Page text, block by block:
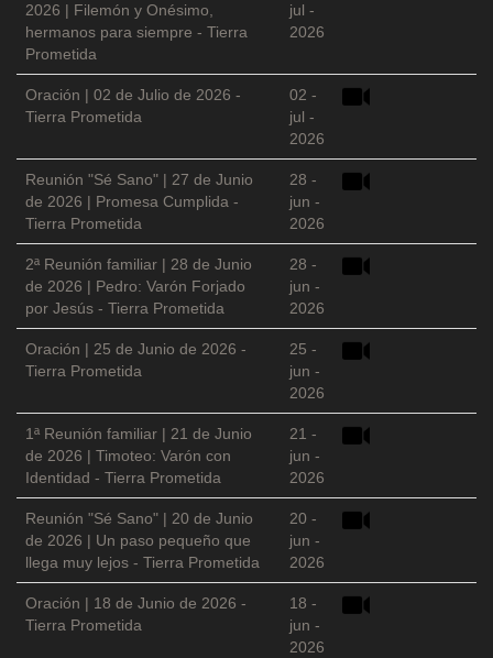
2026 | Filemón y Onésimo,
hermanos para siempre - Tierra
Prometida
jul -
2026
Oración | 02 de Julio de 2026 -
Tierra Prometida
02 -
jul -
2026
Reunión "Sé Sano" | 27 de Junio
de 2026 | Promesa Cumplida -
Tierra Prometida
28 -
jun -
2026
2ª Reunión familiar | 28 de Junio
de 2026 | Pedro: Varón Forjado
por Jesús - Tierra Prometida
28 -
jun -
2026
Oración | 25 de Junio de 2026 -
Tierra Prometida
25 -
jun -
2026
1ª Reunión familiar | 21 de Junio
de 2026 | Timoteo: Varón con
Identidad - Tierra Prometida
21 -
jun -
2026
Reunión "Sé Sano" | 20 de Junio
de 2026 | Un paso pequeño que
llega muy lejos - Tierra Prometida
20 -
jun -
2026
Oración | 18 de Junio de 2026 -
Tierra Prometida
18 -
jun -
2026